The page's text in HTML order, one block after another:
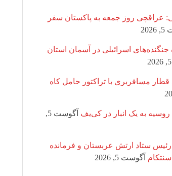
عراقچی روز جمعه به پاکستان سفر
جنگنده‌های اسرائیلی در آسمان استان
مسافربری با تراکتور حامل کاه
روسیه به یک انبار در کی‌یف
آگوست 5,
رئیس ستاد ارتش عربستان و فرمانده
آگوست 5, 2026